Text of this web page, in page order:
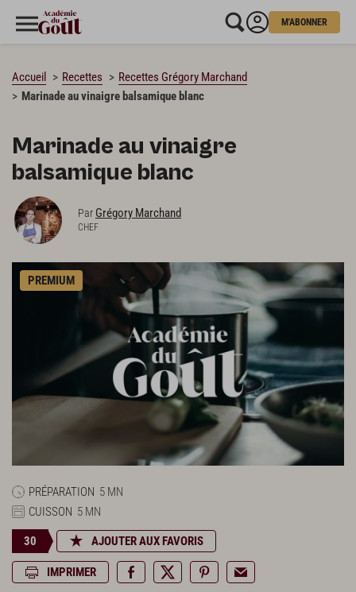
M'ABONNER
Accueil Recettes
Recettes Grégory Marchand
Marinade au vinaigre balsamique blanc
Marinade au vinaigre
balsamique blanc
Par Grégory Marchand
CHEF
PREMIUM
PRÉPARATION 5 MN
CUISSON 5 MN
30 AJOUTER AUX FAVORIS
IMPRIMER
CHARGEMENT…